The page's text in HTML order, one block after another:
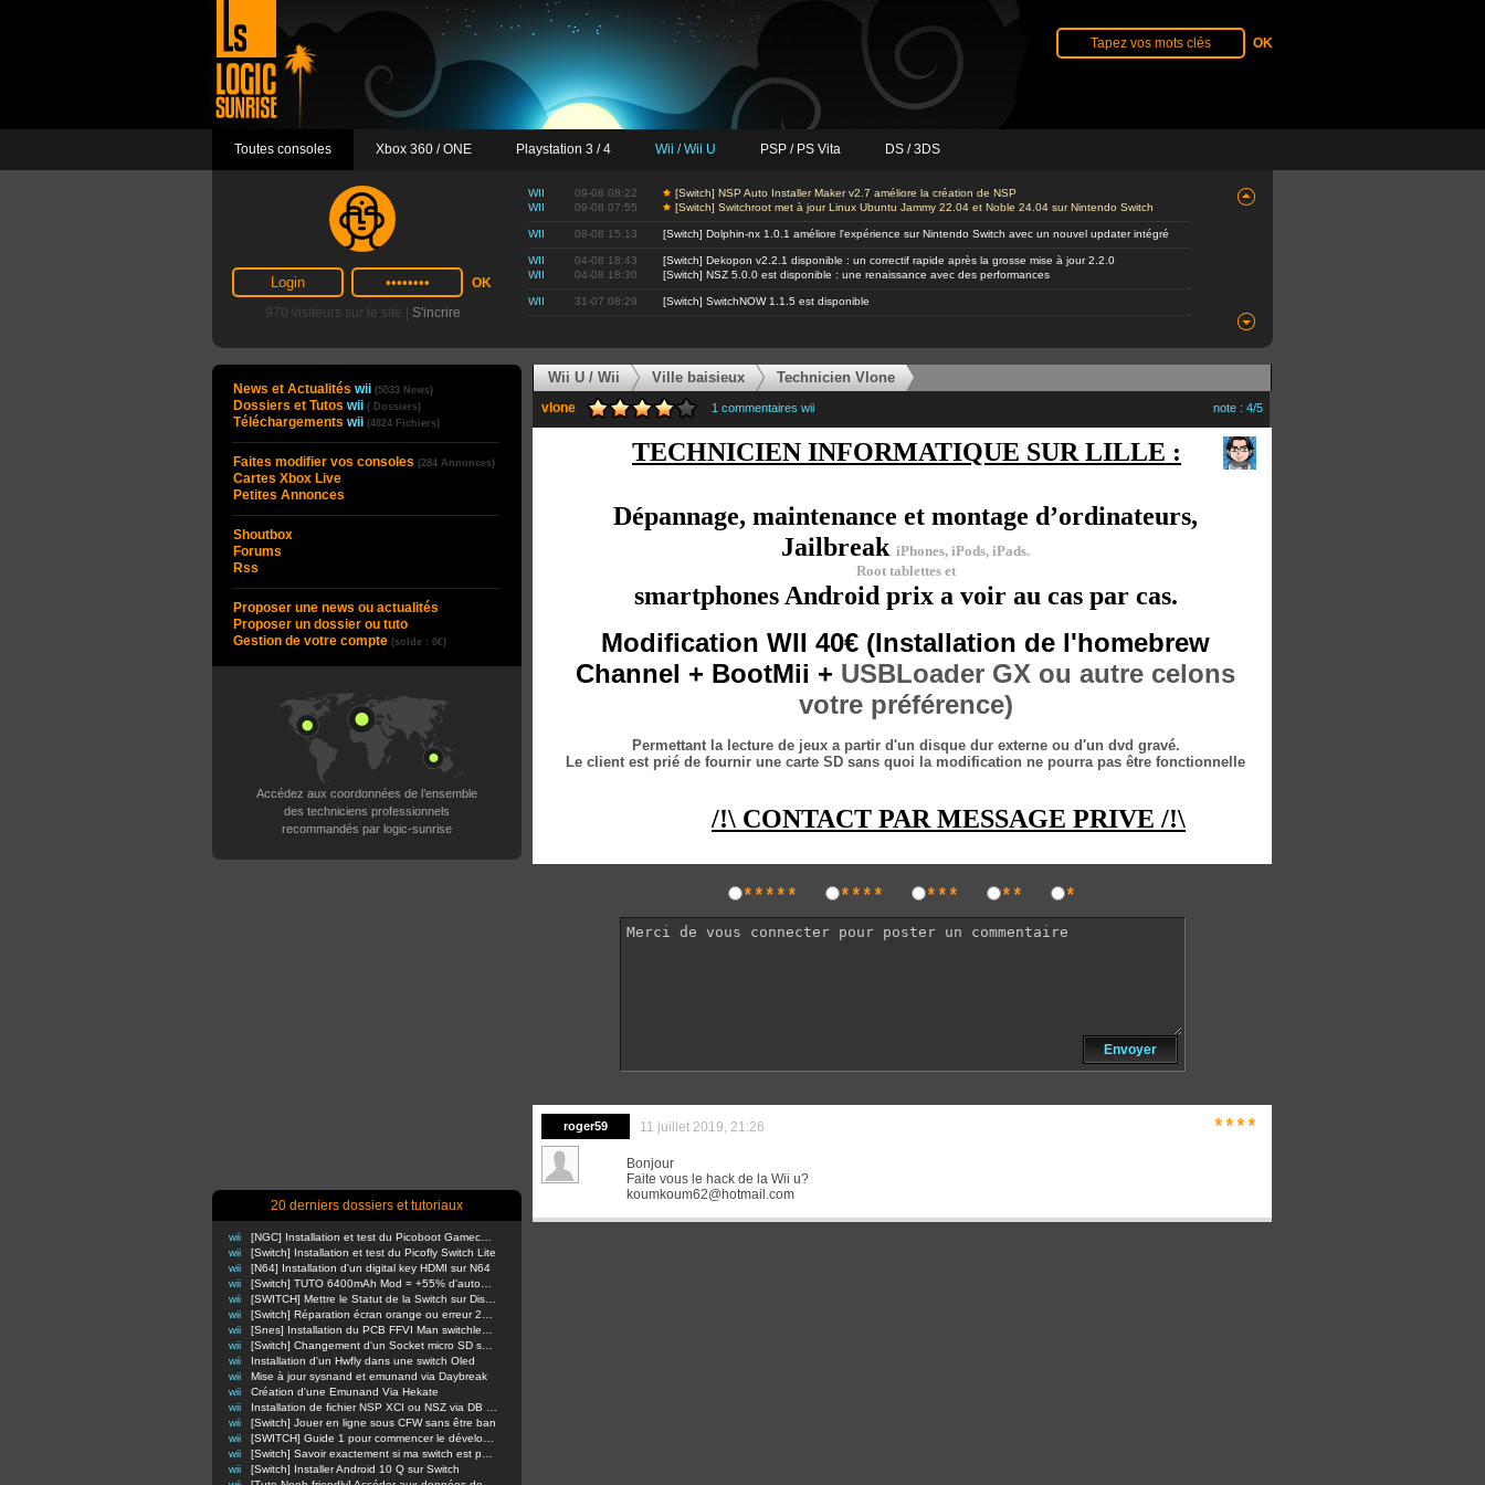
Toutes consoles Xbox 360 / ONE Playstation 3 / 4 Wii / Wii U PSP / PS Vita DS / 3DS
970 visiteurs sur le site | S'incrire
WII 09-08 08:22
[Switch] NSP Auto Installer Maker v2.7 améliore la création de NSP
WII
09-08 07:55 [Switch] Switchroot met à jour Linux Ubuntu Jammy 22.04 et Noble 24.04 sur Nintendo Switch
WII 08-08 15:13 [Switch] Dolphin-nx 1.0.1 améliore l'expérience sur Nintendo Switch avec un nouvel updater intégré
WII 04-08 18:43
[Switch] Dekopon v2.2.1 disponible : un correctif rapide après la grosse mise à jour 2.2.0
WII
04-08 18:30 [Switch] NSZ 5.0.0 est disponible : une renaissance avec des performances
WII 31-07 08:29 [Switch] SwitchNOW 1.1.5 est disponible
News et Actualités wii (5033 News)
Dossiers et Tutos wii ( Dossiers)
Téléchargements wii (4824 Fichiers)
Faites modifier vos consoles (284 Annonces)
Cartes Xbox Live
Petites Annonces
Shoutbox
Forums
Rss
Proposer une news ou actualités
Proposer un dossier ou tuto
Gestion de votre compte (solde : 0€)
Accédez aux coordonnées de l’ensemble
des techniciens professionnels
recommandés par logic-sunrise
20 derniers dossiers et tutoriaux
wii
wii
[Switch] Installation et test du Picofly Switch Lite
wii
[N64] Installation d'un digital key HDMI sur N64
wii
wii
wii
wii
wii
wii
Installation d'un Hwfly dans une switch Oled
wii
Mise à jour sysnand et emunand via Daybreak
wii
Création d'une Emunand Via Hekate
wii
wii
[Switch] Jouer en ligne sous CFW sans être ban
wii
wii
wii
[Switch] Installer Android 10 Q sur Switch
Wii U / Wii Ville baisieux Technicien Vlone
vlone 1 commentaires wii note : 4/5
TECHNICIEN INFORMATIQUE SUR LILLE :
Dépannage, maintenance et montage d’ordinateurs,
Jailbreak iPhones, iPods, iPads.
Root tablettes et
smartphones Android prix a voir au cas par cas.
Modification WII 40€ (Installation de l'homebrew
Channel + BootMii + USBLoader GX ou autre celons
votre préférence)
Permettant la lecture de jeux a partir d'un disque dur externe ou d'un dvd gravé.
Le client est prié de fournir une carte SD sans quoi la modification ne pourra pas être fonctionnelle
/!\ CONTACT PAR MESSAGE PRIVE /!\
***** **** *** ** *
Envoyer
roger59 11 juillet 2019, 21:26 ****
Bonjour
Faite vous le hack de la Wii u?
koumkoum62@hotmail.com